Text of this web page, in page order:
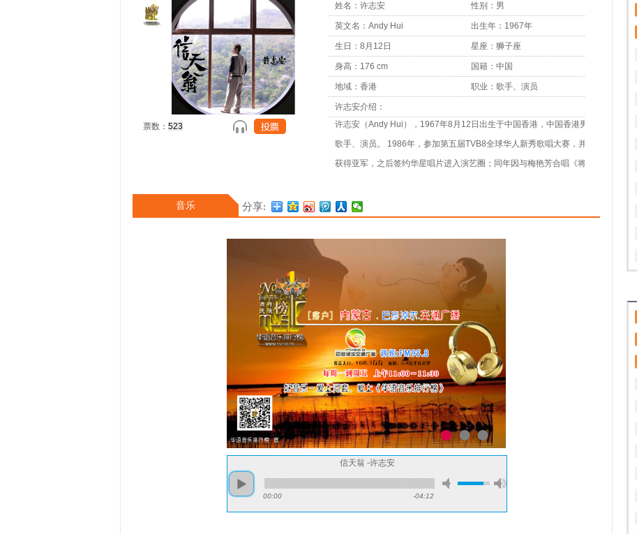
票数：
姓名：许志安 性别：男
英文名：Andy Hui 出生年：1967年
生日：8月12日 星座：狮子座
身高：176 cm 国籍：中国
地域：香港 职业：歌手、演员
许志安介绍：
许志安（Andy Hui），1967年8月12日出生于中国香港，中国香港男
歌手、演员。 1986年，参加第五届TVB8全球华人新秀歌唱大赛，并
获得亚军，之后签约华星唱片进入演艺圈；同年因与梅艳芳合唱《将
安》。1991年，推出专辑《Break And Reform Collection》。1994
说爱你》获得十大劲歌金曲奖 [49]。1996年发行的歌曲《男人最痛》
获得第19届十
音乐 分享:
信天翁 -许志安
00:00 -04:12